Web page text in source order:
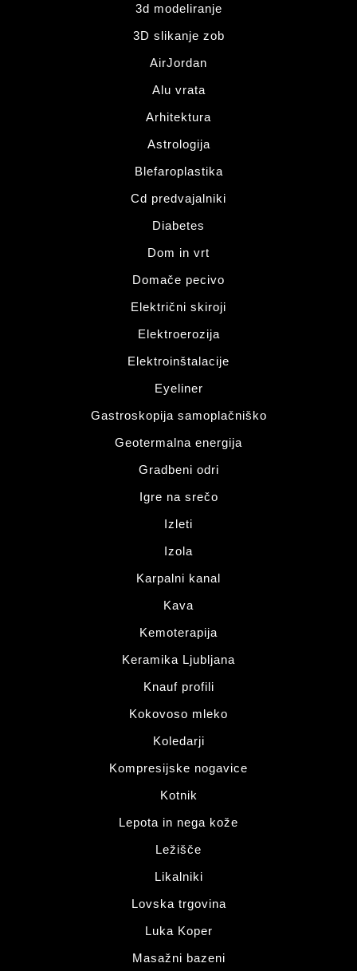
3d modeliranje
3D slikanje zob
AirJordan
Alu vrata
Arhitektura
Astrologija
Blefaroplastika
Cd predvajalniki
Diabetes
Dom in vrt
Domače pecivo
Električni skiroji
Elektroerozija
Elektroinštalacije
Eyeliner
Gastroskopija samoplačniško
Geotermalna energija
Gradbeni odri
Igre na srečo
Izleti
Izola
Karpalni kanal
Kava
Kemoterapija
Keramika Ljubljana
Knauf profili
Kokovoso mleko
Koledarji
Kompresijske nogavice
Kotnik
Lepota in nega kože
Ležišče
Likalniki
Lovska trgovina
Luka Koper
Masažni bazeni